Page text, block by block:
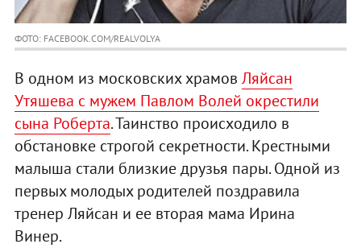
ФОТО: FACEBOOK.COM/REALVOLYA
В одном из московских храмов Ляйсан
Утяшева с мужем Павлом Волей окрестили
сына Роберта. Таинство происходило в
обстановке строгой секретности. Крестными
малыша стали близкие друзья пары. Одной из
первых молодых родителей поздравила
тренер Ляйсан и ее вторая мама Ирина
Винер.